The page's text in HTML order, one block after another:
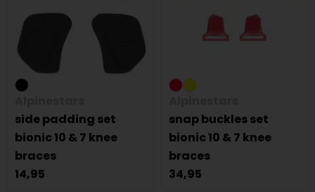
side padding set
bionic 10 & 7 knee
braces
14,95
snap buckles set
bionic 10 & 7 knee
braces
34,95